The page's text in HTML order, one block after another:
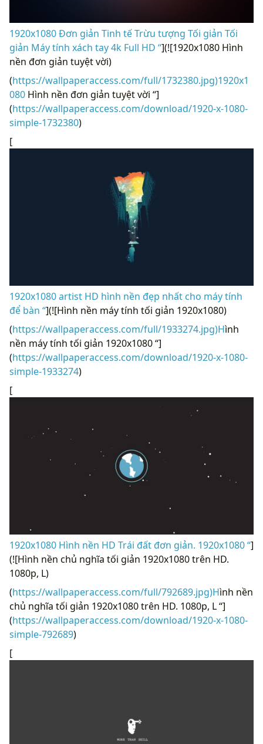
1920x1080 Đơn giản Tinh tế Trừu tượng Tối giản Tối
giản Máy tính xách tay 4k Full HD “](![1920x1080 Hình
nền đơn giản tuyệt vời)
(https://wallpaperaccess.com/full/1732380.jpg)1920x1
080 Hình nền đơn giản tuyệt vời “]
(https://wallpaperaccess.com/download/1920-x-1080-
simple-1732380)
[
1920x1080 artist HD hình nền đẹp nhất cho máy tính
để bàn “](![Hình nền máy tính tối giản 1920x1080)
(https://wallpaperaccess.com/full/1933274.jpg)Hình
nền máy tính tối giản 1920x1080 “]
(https://wallpaperaccess.com/download/1920-x-1080-
simple-1933274)
[
1920x1080 Hình nền HD Trái đất đơn giản. 1920x1080 “]
(![Hình nền chủ nghĩa tối giản 1920x1080 trên HD.
1080p, L)
(https://wallpaperaccess.com/full/792689.jpg)Hình nền
chủ nghĩa tối giản 1920x1080 trên HD. 1080p, L “]
(https://wallpaperaccess.com/download/1920-x-1080-
simple-792689)
[